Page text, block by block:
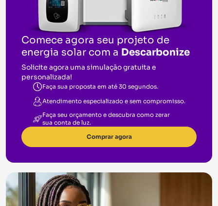
Comece agora seu projeto de
energia solar com a Descarbonize
Solicite agora uma simulação gratuita e
personalizada!
Faça sua proposta em até 30 segundos.
Atendimento especializado e sem compromisso.
Faça seu orçamento e descubra como zerar
sua conta de luz.
Comprar agora